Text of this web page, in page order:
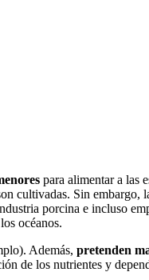
para alimentar a las
cultivadas. Sin embargo,
porcina e incluso
océanos.
Además, pretenden
de los nutrientes y